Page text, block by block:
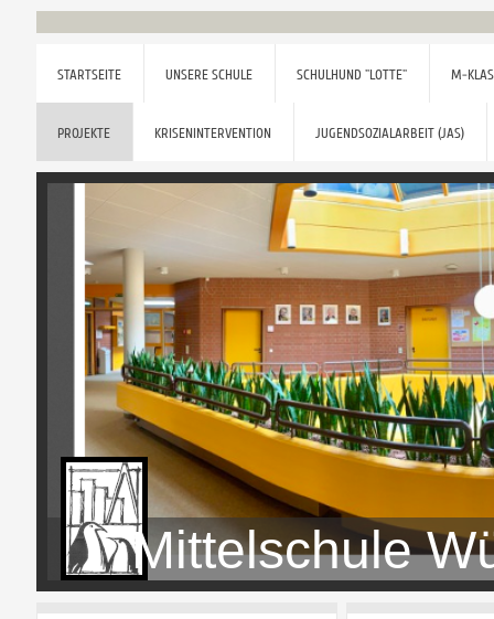
STARTSEITE UNSERE SCHULE SCHULHUND "LOTTE" M-
PROJEKTE KRISENINTERVENTION JUGENDSOZIALARBEIT (JAS)
Mittelschule